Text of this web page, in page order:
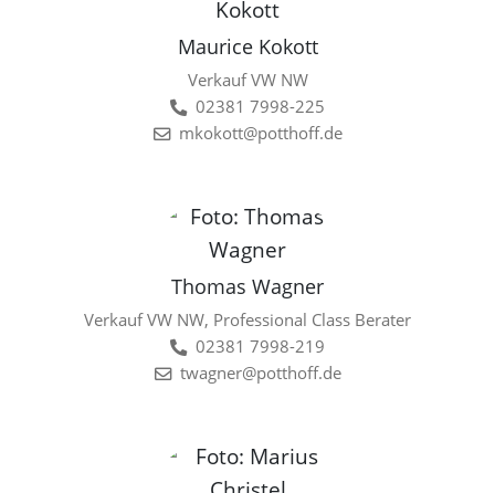
Maurice Kokott
Verkauf VW NW
02381 7998-225
mkokott@potthoff.de
Thomas Wagner
Verkauf VW NW, Professional Class Berater
02381 7998-219
twagner@potthoff.de